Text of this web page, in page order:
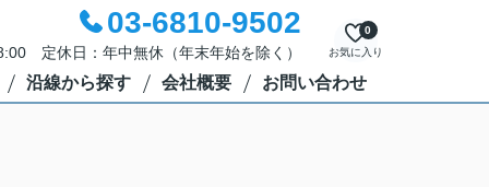
03-6810-9502
定休日：年中無休（年末年始を除く） お気に入り
0
沿線から探す 会社概要 お問い合わせ